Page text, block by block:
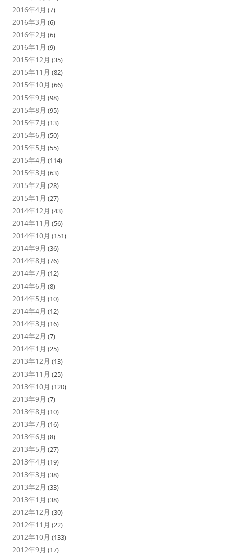
2016年4月 (7)
2016年3月 (6)
2016年2月 (6)
2016年1月 (9)
2015年12月 (35)
2015年11月 (82)
2015年10月 (66)
2015年9月 (98)
2015年8月 (95)
2015年7月 (13)
2015年6月 (50)
2015年5月 (55)
2015年4月 (114)
2015年3月 (63)
2015年2月 (28)
2015年1月 (27)
2014年12月 (43)
2014年11月 (56)
2014年10月 (151)
2014年9月 (36)
2014年8月 (76)
2014年7月 (12)
2014年6月 (8)
2014年5月 (10)
2014年4月 (12)
2014年3月 (16)
2014年2月 (7)
2014年1月 (25)
2013年12月 (13)
2013年11月 (25)
2013年10月 (120)
2013年9月 (7)
2013年8月 (10)
2013年7月 (16)
2013年6月 (8)
2013年5月 (27)
2013年4月 (19)
2013年3月 (38)
2013年2月 (33)
2013年1月 (38)
2012年12月 (30)
2012年11月 (22)
2012年10月 (133)
2012年9月 (17)